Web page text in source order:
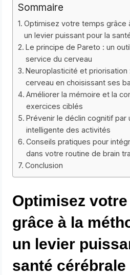
Sommaire
Optimisez votre temps grâce
un levier puissant pour la
Le principe de Pareto : un
service du cerveau
Neuroplasticité et priorisation
cerveau en choisissant ses
Améliorer la mémoire et la
exercices ciblés
Prévenir le déclin cognitif par
intelligente des activités
Conseils pratiques pour
dans votre routine de brain
Conclusion
Optimisez
grâce à la
un levier
santé cérébrale